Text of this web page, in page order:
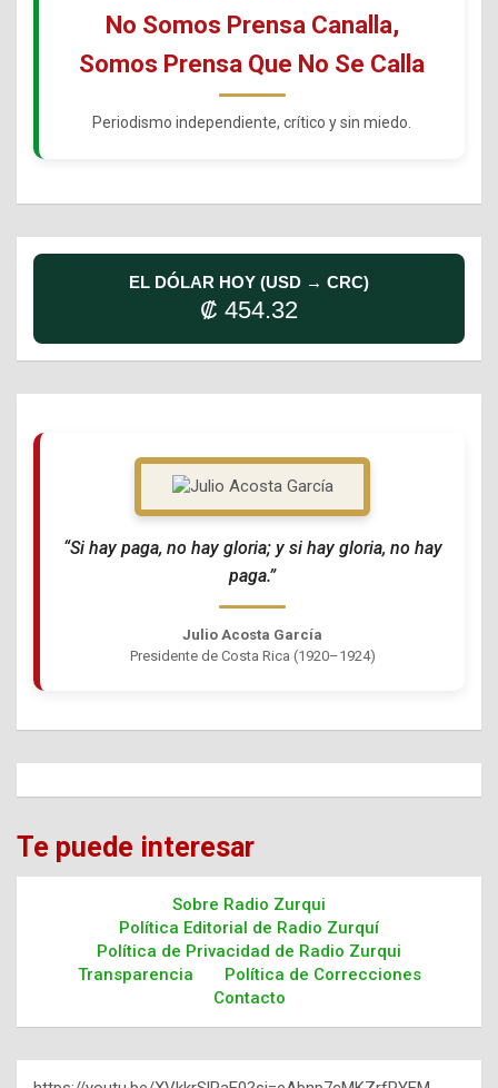
No Somos Prensa Canalla,
Somos Prensa Que No Se Calla
Periodismo independiente, crítico y sin miedo.
EL DÓLAR HOY (USD → CRC)
₡ 454.32
“Si hay paga, no hay gloria; y si hay gloria, no hay
paga.”
Julio Acosta García
Presidente de Costa Rica (1920–1924)
Te puede interesar
Sobre Radio Zurqui
Política Editorial de Radio Zurquí
Política de Privacidad de Radio Zurqui
Transparencia
Política de Correcciones
Contacto